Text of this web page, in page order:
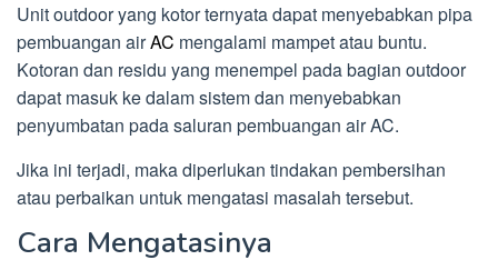
Unit outdoor yang kotor ternyata dapat menyebabkan pipa
pembuangan airAC mengalami mampet atau buntu.
Kotoran dan residu yang menempel pada bagian outdoor
dapat masuk ke dalam sistem dan menyebabkan
penyumbatan pada saluran pembuangan air AC.
Jika ini terjadi, maka diperlukan tindakan pembersihan
atau perbaikan untuk mengatasi masalah tersebut.
Cara Mengatasinya